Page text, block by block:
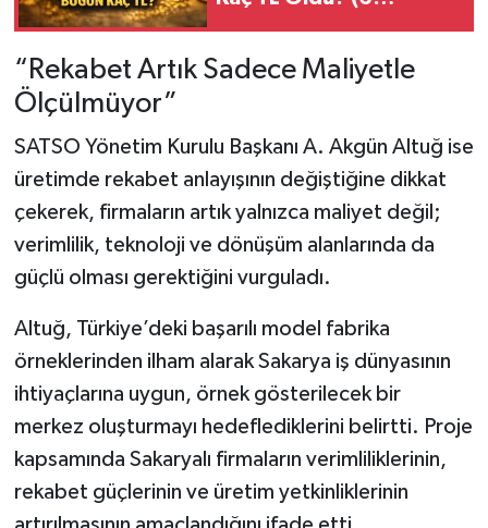
“Rekabet Artık Sadece Maliyetle
Ölçülmüyor”
SATSO Yönetim Kurulu Başkanı A. Akgün Altuğ ise
üretimde rekabet anlayışının değiştiğine dikkat
çekerek, firmaların artık yalnızca maliyet değil;
verimlilik, teknoloji ve dönüşüm alanlarında da
güçlü olması gerektiğini vurguladı.
Altuğ, Türkiye’deki başarılı model fabrika
örneklerinden ilham alarak Sakarya iş dünyasının
ihtiyaçlarına uygun, örnek gösterilecek bir
merkez oluşturmayı hedeflediklerini belirtti. Proje
kapsamında Sakaryalı firmaların verimliliklerinin,
rekabet güçlerinin ve üretim yetkinliklerinin